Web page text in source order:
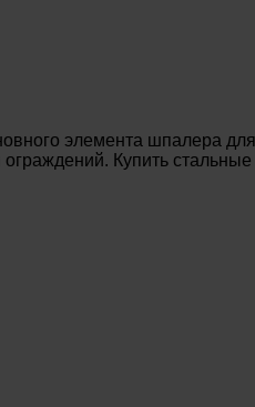
элемента шпалера
ограждений. Купить